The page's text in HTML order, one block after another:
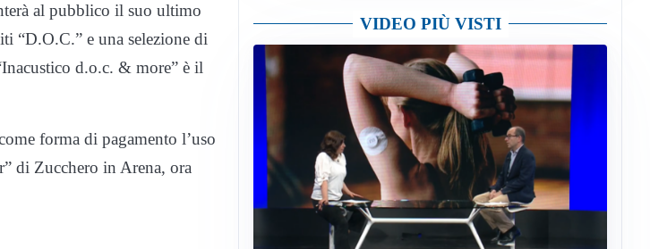
al pubblico il suo ultimo
“D.O.C.” e una selezione di
d.o.c. & more” è il
forma di pagamento l’uso
di Zucchero in Arena, ora
VIDEO PIÙ VISTI